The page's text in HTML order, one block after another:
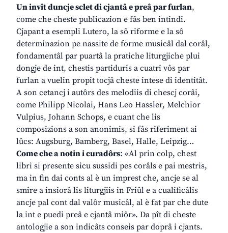
Un invît duncje sclet di cjantâ e preâ par furlan,
come che cheste publicazion e fâs ben intindi.
Cjapant a esempli Lutero, la sô riforme e la sô
determinazion pe nassite de forme musicâl dal corâl,
fondamentâl par puartâ la pratiche liturgjiche plui
dongje de int, chestis partiduris a cuatri vôs par
furlan a vuelin propit tocjâ cheste intese di identitât.
A son cetancj i autôrs des melodiis di chescj corâi,
come Philipp Nicolai, Hans Leo Hassler, Melchior
Vulpius, Johann Schops, e cuant che lis
composizions a son anonimis, si fâs riferiment ai
lûcs: Augsburg, Bamberg, Basel, Halle, Leipzig…
Come che a notin i curadôrs: «Al prin colp, chest
libri si presente sicu sussidi pes corâls e pai mestris,
ma in fin dai conts al è un imprest che, ancje se al
smire a insiorâ lis liturgjiis in Friûl e a cualificâlis
ancje pal cont dal valôr musicâl, al è fat par che dute
la int e puedi preâ e cjantâ miôr». Da pît di cheste
antologjie a son indicâts conseis par doprâ i cjants.